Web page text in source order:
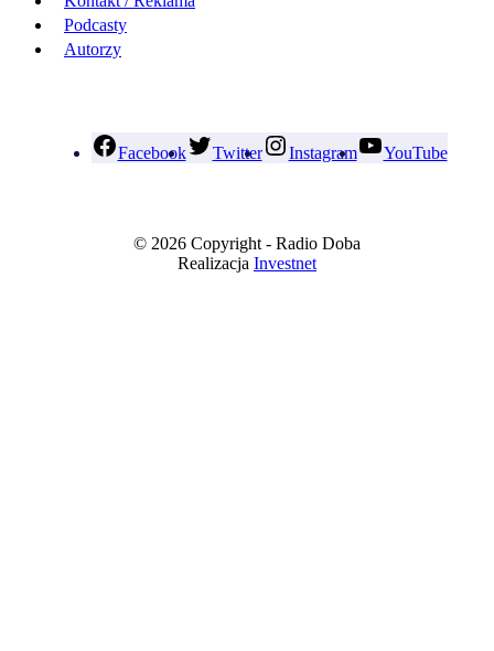
Podcasty
Autorzy
Facebook Twitter Instagram YouTube
© 2026 Copyright - Radio Doba
Realizacja Investnet